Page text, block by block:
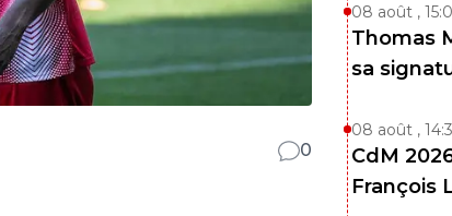
0
08 août ,
Thomas
sa
08 août ,
CdM
François